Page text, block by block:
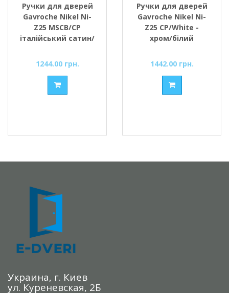
Ручки для дверей
Gavroche Nikel Ni-
Z25 MSCB/CP
італійський сатин/
1244.00 грн.
Ручки для дверей
Gavroche Nikel Ni-
Z25 CP/White -
хром/білий
1442.00 грн.
Украина, г. Киев
ул. Куреневская, 2Б